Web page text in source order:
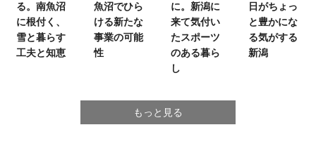
る。 南魚沼
に根付く、
雪と暮らす
工夫と知恵
魚沼でひら
ける新たな
事業の可能
性
に。 新潟に
来て気付い
たスポーツ
のある暮ら
し
日がちょっ
と豊かにな
る気がする
新潟
もっと見る